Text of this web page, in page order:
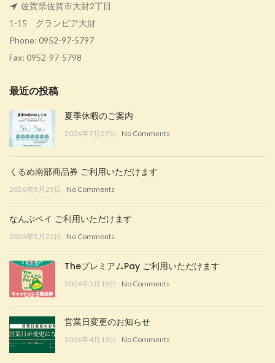
佐賀県佐賀市大財2丁目
1-15 グランピア大財
Phone: 0952-97-5797
Fax: 0952-97-5798
最近の投稿
夏季休暇のご案内
2026年7月27日 No Comments
くるめ南部商品券 ご利用いただけます
2026年5月25日 No Comments
なんぶペイ ご利用いただけます
2026年5月22日 No Comments
TheプレミアムPay ご利用いただけます
2026年5月18日 No Comments
営業日変更のお知らせ
2026年4月13日 No Comments